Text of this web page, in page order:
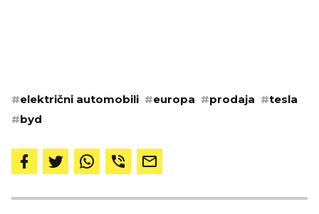
#električni automobili #europa #prodaja #tesla
#byd